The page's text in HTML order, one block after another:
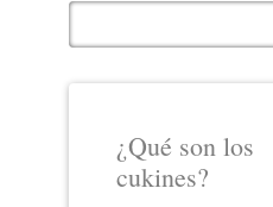
¿Qué son los
cukines?